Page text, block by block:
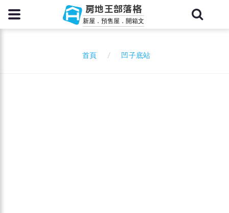
房地王部落格
新屋．預售屋．開箱文
首頁 凹子底站